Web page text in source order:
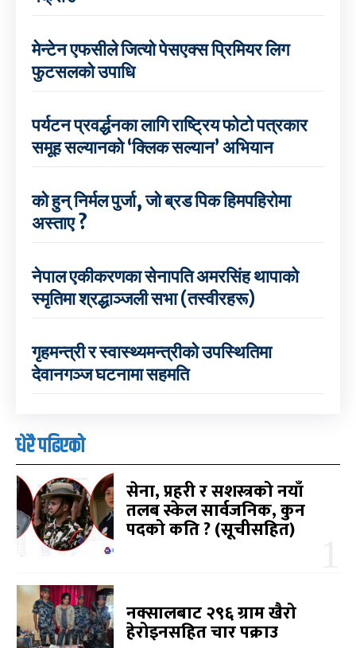
मेन्टेन एफसीले जित्यो पेसएक्स प्रिमियर लिग
फुटसलको उपाधि
पर्यटन प्रवर्द्धनका लागि राष्ट्रिय फोटो पत्रकार
समूह सल्यानको ‘क्लिक सल्यान’ अभियान
को हुन् निर्मल पुर्जा, जो ब्रड पिक हिमपहिरोमा
अस्ताए ?
नेपाल एकीकरणका सेनापति अमरसिंह थापाको
स्मृतिमा श्रद्धाञ्जली सभा (तस्वीरहरू)
गृहमन्त्री र स्वास्थ्यमन्त्रीको उपस्थितिमा
देवानगञ्ज घटनामा सहमति
धेरै पढिएको
सेना, प्रहरी र सशस्त्रको नयाँ
तलब स्केल सार्वजनिक, कुन
पदको कति ? (सूचीसहित)
नक्सालबाट २९६ ग्राम खैरो
हेरोइनसहित चार पक्राउ